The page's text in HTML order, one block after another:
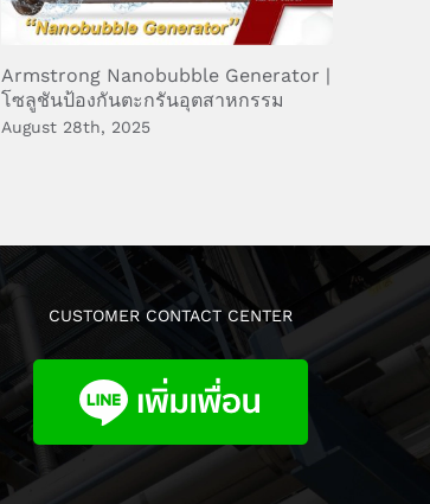
Armstrong Nanobubble Generator |
โซลูชันป้องกันตะกรันอุตสาหกรรม
August 28th, 2025
CUSTOMER CONTACT CENTER